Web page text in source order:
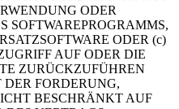
ODER
SOFTWAREPROGRAMMS,
ODER (c)
AUF ODER DIE
ZURÜCKZUFÜHREN
FORDERUNG,
BESCHRÄNKT AUF